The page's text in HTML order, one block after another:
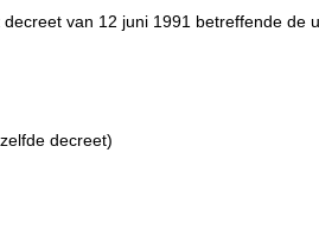
van 12 juni 1991 betreffende de
decreet)